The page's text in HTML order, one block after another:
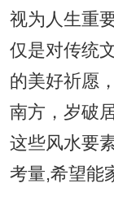
视为人生重
仅是对传统
的美好祈愿
南方，岁破
这些风水要
考量,希望能